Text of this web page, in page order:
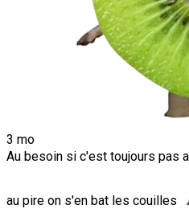
3 mo
Au besoin si c'est toujours pas
au pire on s'en bat les couilles